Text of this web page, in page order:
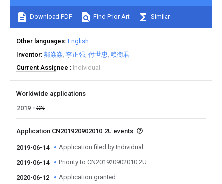
Download PDF Find Prior Art Similar
Other languages English
Inventor 郝焱焱 李正强 付世忠 赖衡君
Current Assignee
Individual
Worldwide applications
2019
CN
Application CN201920902010.2U events
2019-06-14 Application filed by Individual
2019-06-14 Priority to CN201920902010.2U
2020-06-12 Application granted